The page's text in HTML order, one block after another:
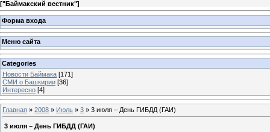
["Баймакский вестник"]
Форма входа
Меню сайта
Categories
Новости Баймака [171]
СМИ о Башкирии [36]
Интересно [4]
Главная » 2008 » Июль » 3 » 3 июля – День ГИБДД (ГАИ)
3 июля – День ГИБДД (ГАИ)